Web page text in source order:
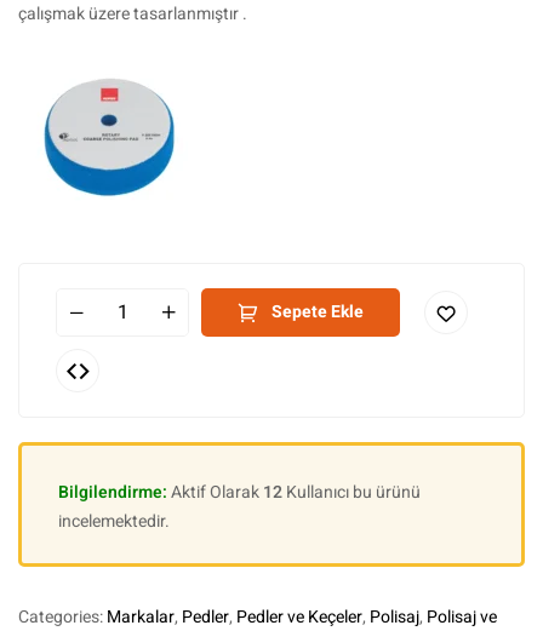
çalışmak üzere tasarlanmıştır .
Sepete Ekle
Bilgilendirme:Aktif Olarak12Kullanıcı bu ürünü
incelemektedir.
Categories:Markalar, Pedler, Pedler ve Keçeler, Polisaj, Polisaj ve